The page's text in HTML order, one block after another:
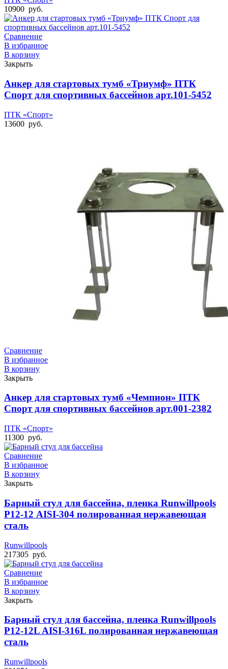
10900 руб.
Сравнение
В избранное
В корзину
Закрыть
Анкер для стартовых тумб «Триумф» ПТК
Спорт для спортивных бассейнов арт.101-5452
ПТК «Спорт»
13600 руб.
Сравнение
В избранное
В корзину
Закрыть
Анкер для стартовых тумб «Чемпион» ПТК
Спорт для спортивных бассейнов арт.001-2382
ПТК «Спорт»
11300 руб.
Сравнение
В избранное
В корзину
Закрыть
Барный стул для бассейна, пленка Runwillpools
Р12-12 AISI-304 полированная нержавеющая
сталь
Runwillpools
217305 руб.
Сравнение
В избранное
В корзину
Закрыть
Барный стул для бассейна, пленка Runwillpools
Р12-12L AISI-316L полированная нержавеющая
сталь
Runwillpools